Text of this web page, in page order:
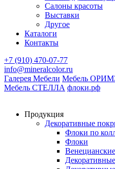
Салоны красоты
Выставки
Другое
Каталоги
Контакты
+7 (910) 470-07-77
info@mineralcolor.ru
Галерея Мебели Мебель
Мебель СТЕЛЛА флоки.рф
Продукция
Декоративные
Флоки по
Флоки